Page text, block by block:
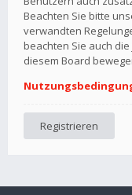
Beachten Sie bitte
verwandten
beachten Sie auch
diesem Board
Registrieren